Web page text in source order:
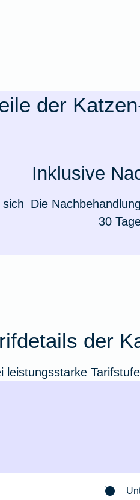
der
Inklusive
Die
30
der
leistungsstarke